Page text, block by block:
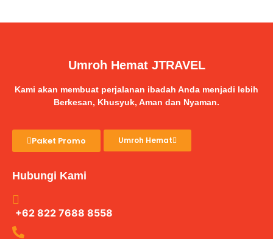
Umroh Hemat JTRAVEL
Kami akan membuat perjalanan ibadah Anda menjadi lebih
Berkesan, Khusyuk, Aman dan Nyaman.
Paket Promo Umroh Hemat
Hubungi Kami
+62 822 7688 8558